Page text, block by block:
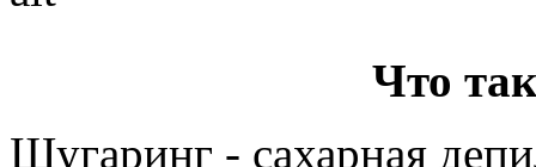
Что
Шугаринг - сахарная